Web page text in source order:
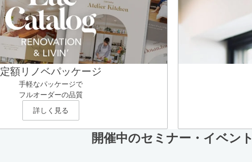
定額リノベパッケージ
手軽なパッケージで
フルオーダーの品質
詳しく見る
開催中のセミナー・イベント